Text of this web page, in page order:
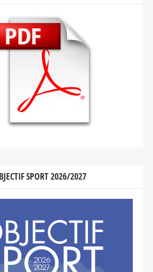
SPORT 2026/2027